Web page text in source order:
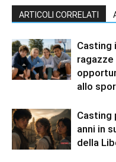
ARTICOLI CORRELATI
Casting
ragazze
allo
Casting
anni in
della